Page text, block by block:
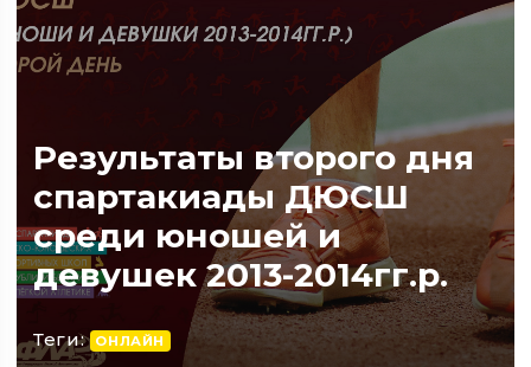
Результаты второго дня
спартакиады ДЮСШ
среди юношей и
девушек 2013-2014гг.р.
Теги: ОНЛАЙН